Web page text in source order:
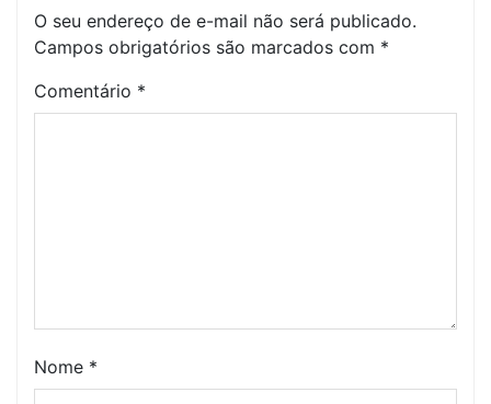
O seu endereço de e-mail não será publicado.
Campos obrigatórios são marcados com *
Comentário *
Nome *